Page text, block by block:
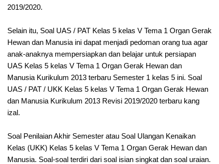
2019/2020.
Selain itu, Soal UAS / PAT Kelas 5 kelas V Tema 1 Organ Gerak
Hewan dan Manusia ini dapat menjadi pedoman orang tua agar
anak-anaknya mempersiapkan dan belajar untuk persiapan
UAS Kelas 5 kelas V Tema 1 Organ Gerak Hewan dan
Manusia Kurikulum 2013 terbaru Semester 1 kelas 5 ini. Soal
UAS / PAT / UKK Kelas 5 kelas V Tema 1 Organ Gerak Hewan
dan Manusia Kurikulum 2013 Revisi 2019/2020 terbaru kang
izal.
Soal Penilaian Akhir Semester atau Soal Ulangan Kenaikan
Kelas (UKK) Kelas 5 kelas V Tema 1 Organ Gerak Hewan dan
Manusia. Soal-soal terdiri dari soal isian singkat dan soal uraian.